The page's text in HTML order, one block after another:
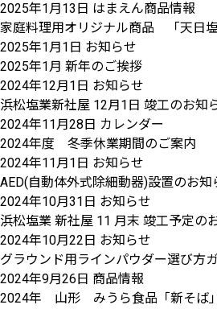
2025年1月13日 はまえん商品情報
家庭料理用オリジナル商品 「天日
2025年1月1日 お知らせ
2025年1月 新年のご挨拶
2024年12月1日 お知らせ
浜松塩業新社屋 12月1日 竣工のお知
2024年11月28日 カレンダー
2024年度 冬季休業期間のご案内
2024年11月1日 お知らせ
AED(自動体外式除細動器)設置のお知
2024年10月31日 お知らせ
浜松塩業 新社屋 11 月末 竣工予定の
2024年10月22日 お知らせ
グラウンド用ラインパウダー選び方
2024年9月26日 商品情報
2024年 山形 みうら食品「新そば